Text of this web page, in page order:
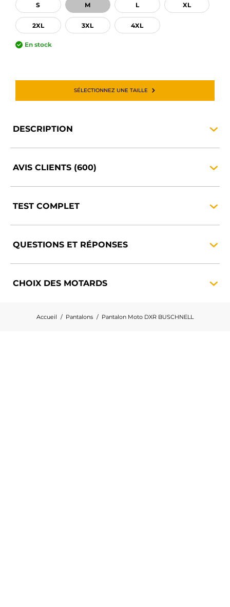
S M L XL
2XL 3XL 4XL
En stock
SÉLECTIONNEZ UNE TAILLE
DESCRIPTION
AVIS CLIENTS (600)
TEST COMPLET
QUESTIONS ET RÉPONSES
CHOIX DES MOTARDS
Accueil Pantalons Pantalon Moto DXR BUSCHNELL